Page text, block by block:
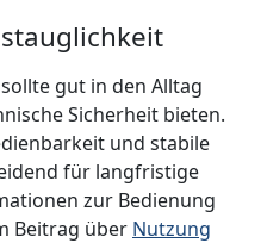
gut in den Alltag
Sicherheit bieten.
und stabile
für langfristige
zur Bedienung
Beitrag über Nutzung